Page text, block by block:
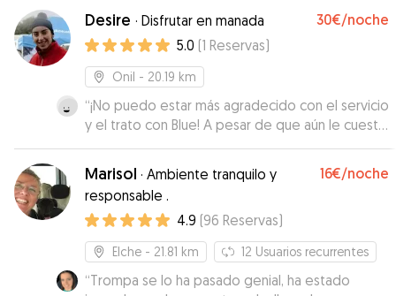
rápido a los mensajes de la aplicación, y el móvil.
Me sentí muy tranquila en dejar a mis animales
queridos allí.”
Desire · Disfrutar en manada 30€/noche
5.0 (1 Reservas)
Onil - 20.19 km
“¡No puedo estar más agradecido con el servicio
y el trato con Blue! A pesar de que aún le cuesta
separarse de nosotros, el equipo lo manejó de
una forma increíble. Le pusieron una piscina para
que se divirtiera y realmente hicieron todo lo
posible para que se sintiera cómodo y feliz.
Además, adaptaron la hora de recogida para
que pudiéramos disfrutar un poco más de
nuestras vacaciones antes de regresar a casa.
¡Un servicio excepcional! Blue lo pasó genial, y
Marisol · Ambiente tranquilo y
responsable .
16€/noche
4.9 (96 Reservas)
Elche - 21.81 km 12 Usuarios recurrentes
“Trompa se lo ha pasado genial, ha estado